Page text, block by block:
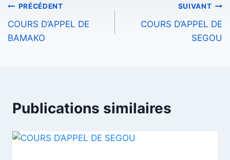
Navigation
de
PRÉCÉDENT
COURS D’APPEL DE
BAMAKO
SUIVANT
COURS D’APPEL DE
SEGOU
Publications similaires